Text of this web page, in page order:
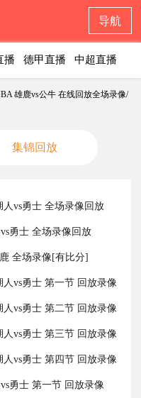
导航
播 德甲直播 中超直播
雄鹿vs公牛 在线回放全场录像/
集锦回放
人vs勇士 全场录像回放
勇士 全场录像回放
全场录像[有比分]
人vs勇士 第一节 回放录像
人vs勇士 第二节 回放录像
人vs勇士 第三节 回放录像
人vs勇士 第四节 回放录像
勇士 第一节 回放录像